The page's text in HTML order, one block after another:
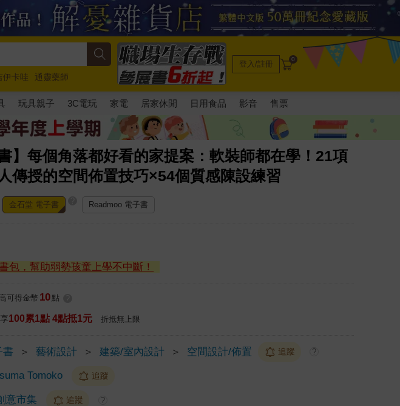
伊卡哇
通靈藥師
跑
登入/註冊 0
玩具親子 3C電玩 家電 居家休閒 日用食品 影音 售票
書】每個角落都好看的家提案：軟裝師都在學！21項
傳授的空間佈置技巧×54個質感陳設練習
金石堂 電子書 Readmoo 電子書
包，幫助弱勢孩童上學不中斷！
可得金幣 10 點
100累1點 4點抵1元 折抵無上限
書 ＞ 藝術設計 ＞ 建築/室內設計 ＞ 空間設計/佈置 追蹤 ?
Tomoko 追蹤
意市集 追蹤 ?